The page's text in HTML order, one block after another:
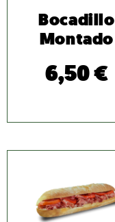
Bocadillo
Montado
6,50€